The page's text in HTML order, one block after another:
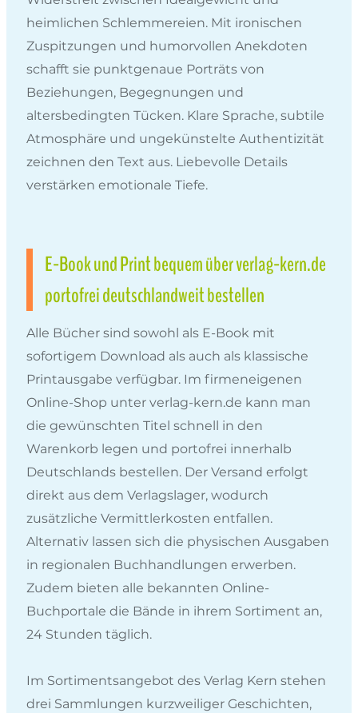
heimlichen Schlemmereien. Mit ironischen
Zuspitzungen und humorvollen Anekdoten
schafft sie punktgenaue Porträts von
Beziehungen, Begegnungen und
altersbedingten Tücken. Klare Sprache, subtile
Atmosphäre und ungekünstelte Authentizität
zeichnen den Text aus. Liebevolle Details
verstärken emotionale Tiefe.
E-Book und Print bequem über verlag-kern.de
portofrei deutschlandweit bestellen
Alle Bücher sind sowohl als E-Book mit
sofortigem Download als auch als klassische
Printausgabe verfügbar. Im firmeneigenen
Online-Shop unter verlag-kern.de kann man
die gewünschten Titel schnell in den
Warenkorb legen und portofrei innerhalb
Deutschlands bestellen. Der Versand erfolgt
direkt aus dem Verlagslager, wodurch
zusätzliche Vermittlerkosten entfallen.
Alternativ lassen sich die physischen Ausgaben
in regionalen Buchhandlungen erwerben.
Zudem bieten alle bekannten Online-
Buchportale die Bände in ihrem Sortiment an,
24 Stunden täglich.
Im Sortimentsangebot des Verlag Kern stehen
drei Sammlungen kurzweiliger Geschichten,